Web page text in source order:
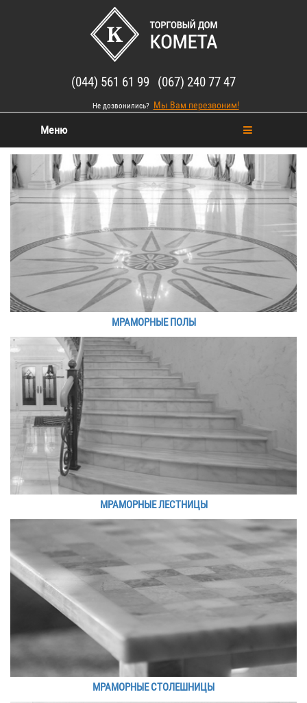
(044) 561 61 99 (067) 240 77 47
Не дозвонились? Мы Вам перезвоним!
Меню
МРАМОРНЫЕ ПОЛЫ
МРАМОРНЫЕ ЛЕСТНИЦЫ
МРАМОРНЫЕ СТОЛЕШНИЦЫ